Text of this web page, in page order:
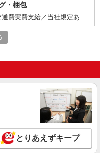
・梱包
費実費支給／当社規定あ
ば駅から車で約20分
詳細を見る
｜座ってできるモクモク軽
1600円（就業先により異な
とりあえずキープ